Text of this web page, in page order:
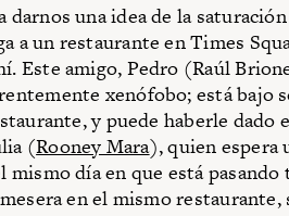
darnos una idea de la
a un restaurante en Times
Este amigo, Pedro (Raúl
xenófobo; está bajo
y puede haberle
(Rooney Mara), quien espera
día en que está
en el mismo restaurante,